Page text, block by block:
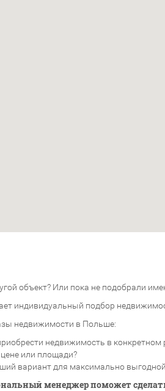
объект? Или пока не подобрали
индивидуальный подбор
недвижимости в Польше:
недвижимость в конкретном
или площади?
вариант для максимально
менеджер поможет